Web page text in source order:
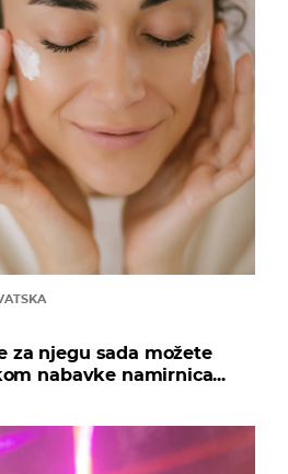
za njegu sada možete
nabavke namirnica...